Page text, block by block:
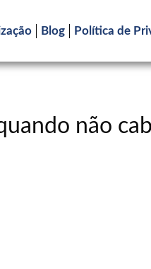
Blog Política de
não